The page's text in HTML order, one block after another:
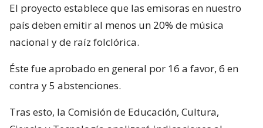
El proyecto establece que las emisoras en nuestro
país deben emitir al menos un 20% de música
nacional y de raíz folclórica.
Éste fue aprobado en general por 16 a favor, 6 en
contra y 5 abstenciones.
Tras esto, la Comisión de Educación, Cultura,